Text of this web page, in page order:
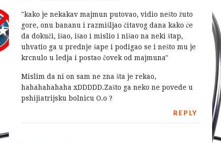
"kako je nekakav majmun putovao, vidio nešto žuto
gore, onu bananu i razmišljao čitavog dana kako će
da dokuči, išao, išao i mislio i nišao na neki štap,
uhvatio ga u prednje šape i podigao se i nešto mu je
krcnulo u ledja i postao čovek od majmuna"
Mislim da ni on sam ne zna šta je rekao,
hahahahahaha xDDDDD.Zašto ga neko ne povede u
pshijiatrijsku bolnicu O.o ?
REPLY